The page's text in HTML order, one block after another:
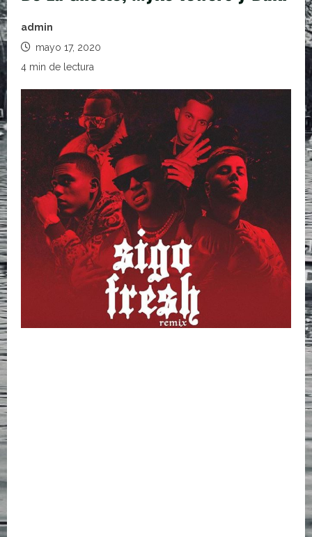
admin
mayo 17, 2020
4 min de lectura